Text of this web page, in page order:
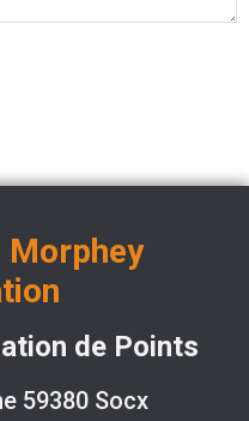
Morphey
de Points
59380 Socx